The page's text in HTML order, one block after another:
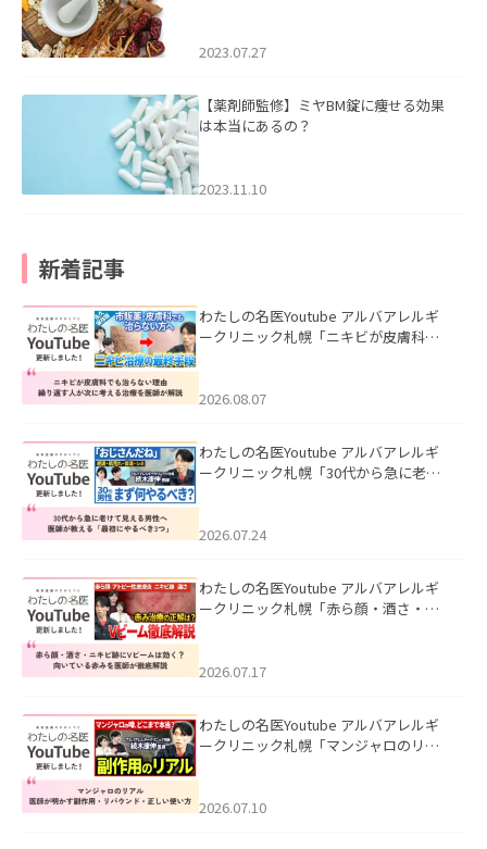
2023.07.27
【薬剤師監修】ミヤBM錠に痩せる効果
は本当にあるの？
2023.11.10
新着記事
わたしの名医Youtube アルバアレルギ
ークリニック札幌「ニキビが皮膚科で
ました。
2026.08.07
わたしの名医Youtube アルバアレルギ
ークリニック札幌「30代から急に老け
た。
2026.07.24
わたしの名医Youtube アルバアレルギ
ークリニック札幌「赤ら顔・酒さ・ニ
した。
2026.07.17
わたしの名医Youtube アルバアレルギ
ークリニック札幌「マンジャロのリア
た。
2026.07.10